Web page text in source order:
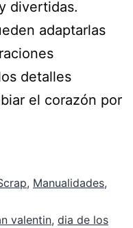
divertidas.
adaptarlas
detalles
el corazón por
, Manualidades,
valentin, dia de los